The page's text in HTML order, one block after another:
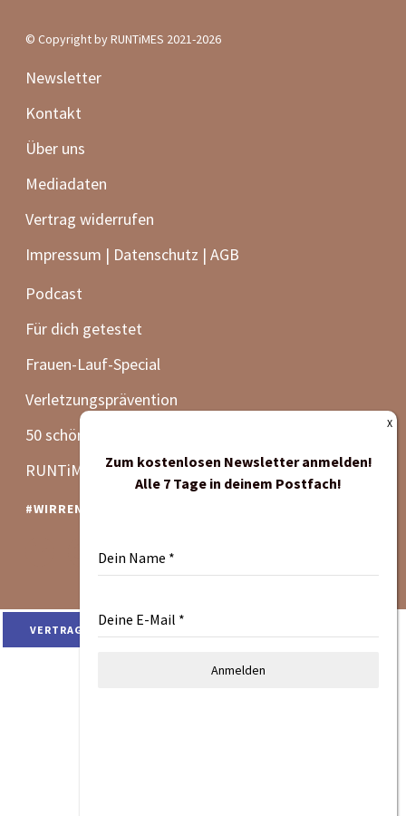
© Copyright by RUNTiMES 2021-2026
Newsletter
Kontakt
Über uns
Mediadaten
Vertrag widerrufen
Impressum | Datenschutz | AGB
Podcast
Für dich getestet
Frauen-Lauf-Special
Verletzungsprävention
50 schöne Laufevents
RUNTiMES Edition
#WIRRENNENWEITER
VERTRAG WIDERRUFEN
Zum kostenlosen Newsletter anmelden!
Alle 7 Tage in deinem Postfach!
Dein Name *
Deine E-Mail *
Anmelden